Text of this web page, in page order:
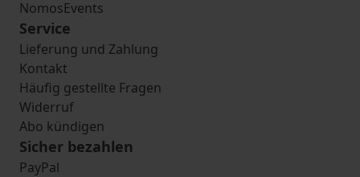
NomosEvents
Service
Lieferung und Zahlung
Kontakt
Häufig gestellte Fragen
Widerruf
Abo kündigen
Sicher bezahlen
PayPal